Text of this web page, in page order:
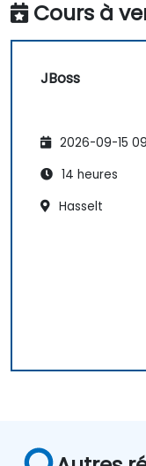
Cours à
JBoss
2026-09-15
14 heures
Hasselt